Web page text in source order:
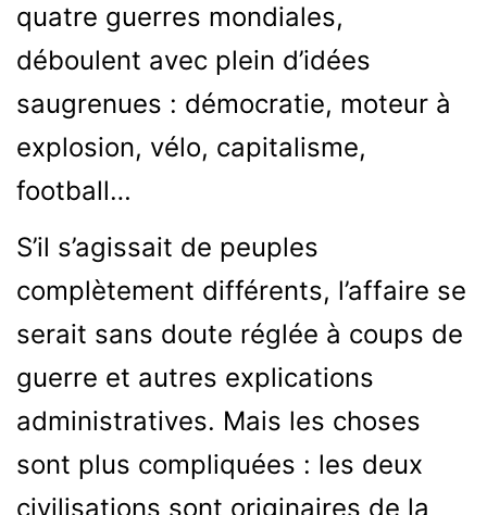
quatre guerres mondiales,
déboulent avec plein d’idées
saugrenues : démocratie, moteur à
explosion, vélo, capitalisme,
football…
S’il s’agissait de peuples
complètement différents, l’affaire se
serait sans doute réglée à coups de
guerre et autres explications
administratives. Mais les choses
sont plus compliquées : les deux
civilisations sont originaires de la